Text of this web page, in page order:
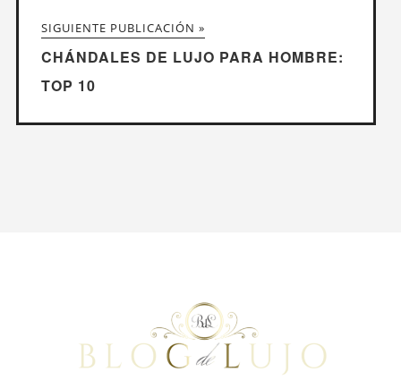
SIGUIENTE PUBLICACIÓN »
CHÁNDALES DE LUJO PARA HOMBRE:
TOP 10